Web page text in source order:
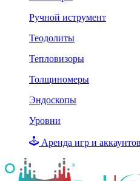
Ручной иструмент
Теодолиты
Тепловизоры
Толщиномеры
Эндоскопы
Уровни
Аренда игр и